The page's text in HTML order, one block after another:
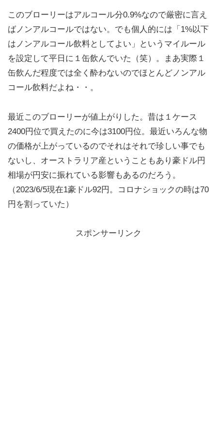
このブローリーはアルコール分0.9%なので厳密に言え
ばノンアルコールではない。でも個人的には「1%以下
はノンアルコール飲料としてよい」というマイルール
を設定して平日に１缶飲んでいた（笑）。まあ実際１
缶飲んだ程度では全く酔わないのでほとんどノンアル
コール飲料だよね・・。
最近このブローリーが値上がりした。昔は１ケース
2400円位で買えたのに今は3100円位。最近いろんな物
の価格が上がっているのでそれはそれで珍しい事でも
ないし、オーストラリア産ということもあり豪ドル円
相場が円安に振れている影響もあるのだろう。
（2023/6/5現在1豪ドル92円。コロナショックの時は70
円を割っていた）
スポンサーリンク